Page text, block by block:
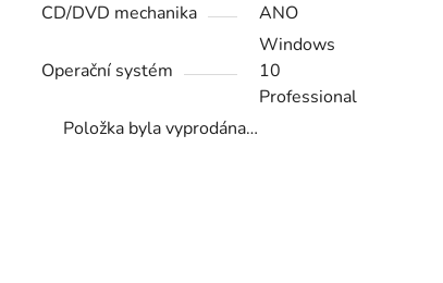
CD/DVD mechanika
ANO
Operační systém
Windows
10
Professional
Položka byla vyprodána…